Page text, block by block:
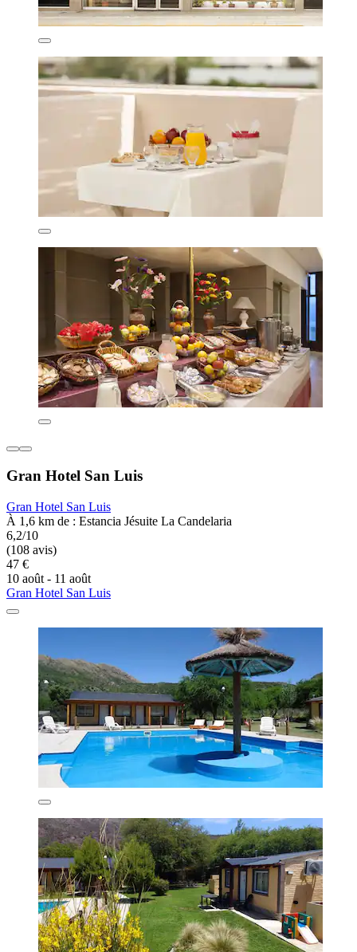
Gran Hotel San Luis
Gran Hotel San Luis
À 1,6 km de : Estancia Jésuite La Candelaria
6,2/10
(108 avis)
47 €
10 août - 11 août
Gran Hotel San Luis